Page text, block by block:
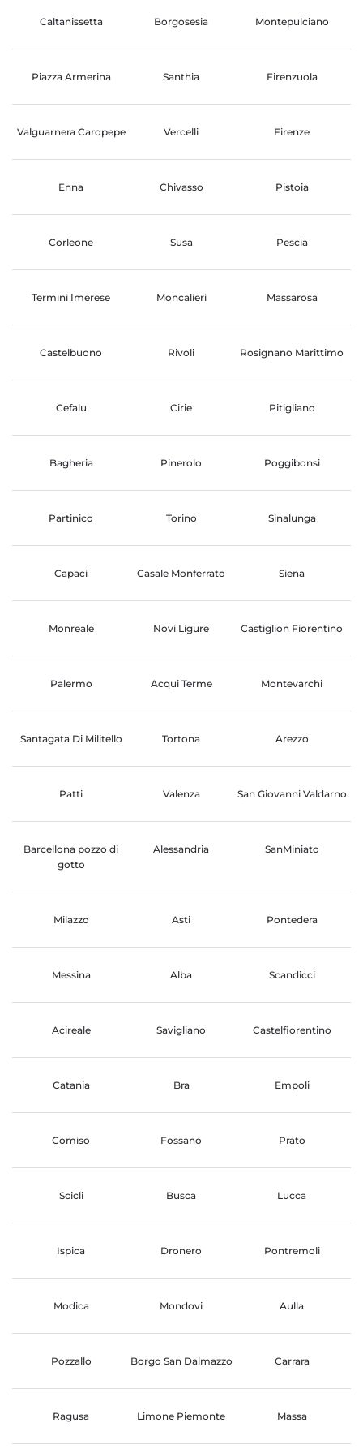
Caltanissetta Borgosesia Montepulciano
Piazza Armerina Santhia Firenzuola
Valguarnera Caropepe Vercelli Firenze
Enna Chivasso Pistoia
Corleone Susa Pescia
Termini Imerese Moncalieri Massarosa
Castelbuono Rivoli Rosignano Marittimo
Cefalu Cirie Pitigliano
Bagheria Pinerolo Poggibonsi
Partinico Torino Sinalunga
Capaci Casale Monferrato Siena
Monreale Novi Ligure Castiglion Fiorentino
Palermo Acqui Terme Montevarchi
Santagata Di Militello Tortona Arezzo
Patti Valenza San Giovanni Valdarno
Barcellona pozzo di
gotto
Alessandria SanMiniato
Milazzo Asti Pontedera
Messina Alba Scandicci
Acireale Savigliano Castelfiorentino
Catania Bra Empoli
Comiso Fossano Prato
Scicli Busca Lucca
Ispica Dronero Pontremoli
Modica Mondovi Aulla
Pozzallo Borgo San Dalmazzo Carrara
Ragusa Limone Piemonte Massa